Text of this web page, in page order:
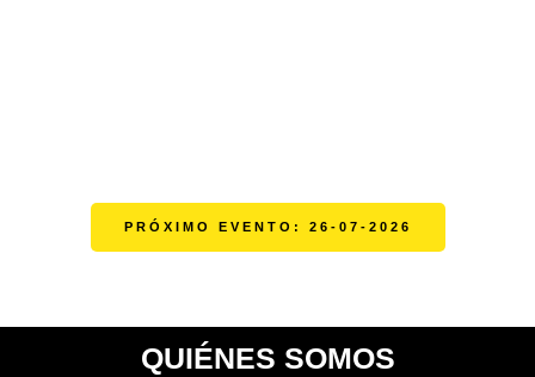
PRÓXIMO EVENTO: 26-07-2026
QUIÉNES SOMOS